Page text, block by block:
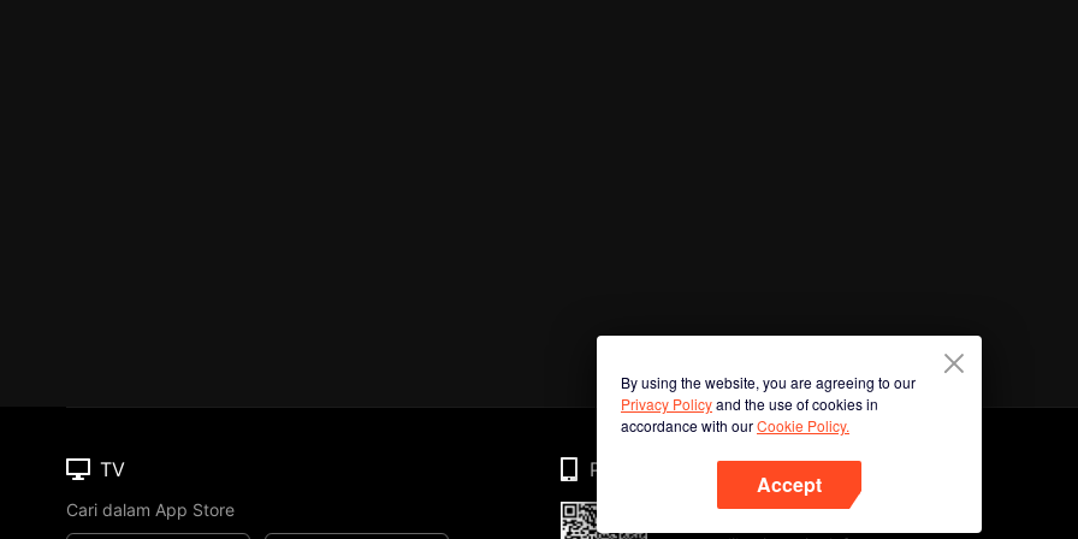
By using the website, you are agreeing to our
Privacy Policyand the use of cookies in
accordance with ourCookie Policy.
Accept
TV
Cari dalam App Store
Phone